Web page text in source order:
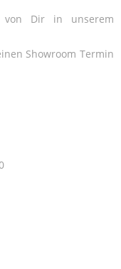
Dir in unserem
Showroom Termin